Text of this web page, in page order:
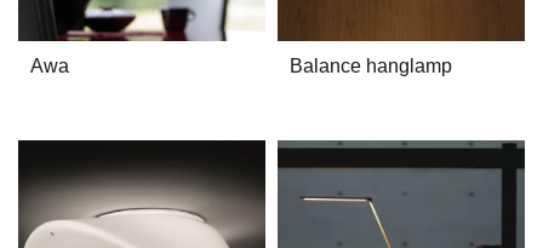
Awa Balance hanglamp